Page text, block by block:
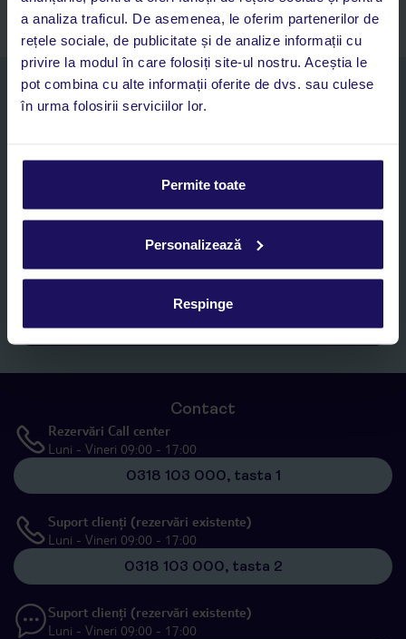
a analiza traficul. De asemenea, le oferim partenerilor de
rețele sociale, de publicitate și de analize informații cu
privire la modul în care folosiți site-ul nostru. Aceștia le
pot combina cu alte informații oferite de dvs. sau culese
în urma folosirii serviciilor lor.
Permite toate
Personalizează
Respinge
Abonați-vă la newsletter
NUME SI PRENUME*
Romania SRL în scopuri de marketing, în cadrul și în scopul
personal”, prin mijloace electronice de comunicare (e-mail),
inclusiv utilizarea așa-numitelor sisteme de apelare automată.
Înscrieți-vă
Contact
Rezervări Call center
Luni - Vineri 09:00 - 17:00
0318 103 000, tasta 1
Suport clienți (rezervări existente)
Luni - Vineri 09:00 - 17:00
0318 103 000, tasta 2
Suport clienți (rezervări existente)
Luni - Vineri 09:00 - 17:00